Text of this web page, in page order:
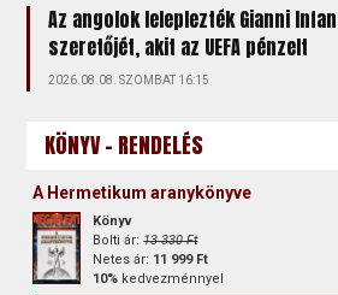
Az angolok leleplezték Gianni
szeretőjét, akit az UEFA pénzelt
2026.08.08. SZOMBAT 16:15
KÖNYV - RENDELÉS
A Hermetikum aranykönyve
Könyv
Bolti ár:13 330 Ft
Netes ár: 11 999 Ft
10% kedvezménnyel